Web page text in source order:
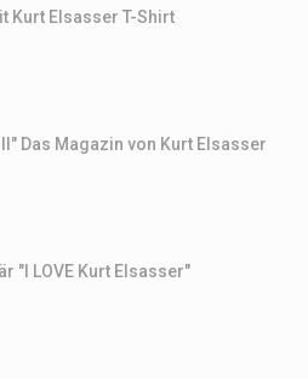
Kurt Elsasser T-Shirt
II" Das Magazin von Kurt Elsasser
"I LOVE Kurt Elsasser"